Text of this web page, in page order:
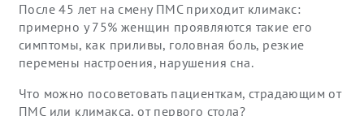
После 45 лет на смену ПМС приходит климакс:
примерно у 75% женщин проявляются такие его
симптомы, как приливы, головная боль, резкие
перемены настроения, нарушения сна.
Что можно посоветовать пациенткам, страдающим от
ПМС или климакса, от первого стола?